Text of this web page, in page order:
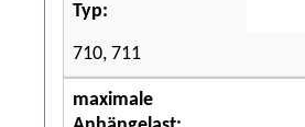
Typ:
710, 711
maximale